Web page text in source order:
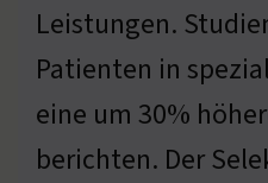
Leistungen.
Patienten in
eine um 30%
berichten. Der